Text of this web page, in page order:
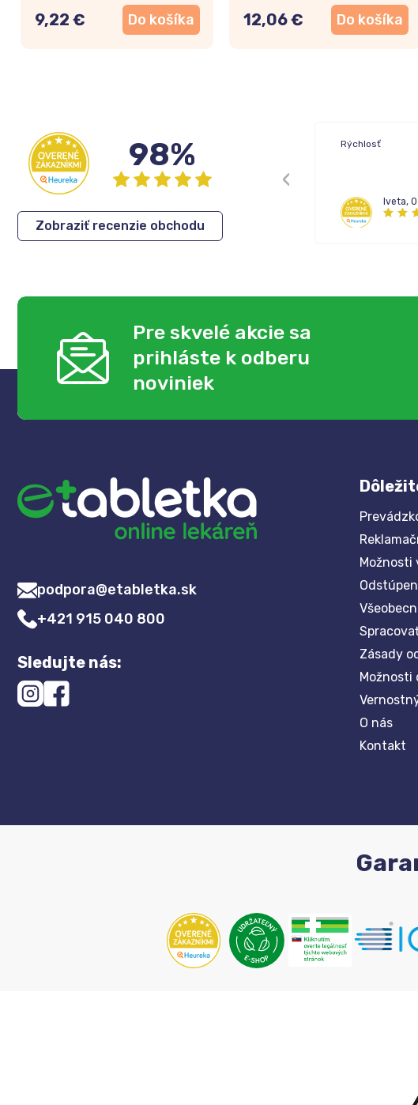
9,22 € Do košíka 12,06 € Do košíka
98%
Zobraziť recenzie obchodu
Rýchle dodanie tovaru.
Cenovo dobré produkty
Rýchlosť
Iveta,
Pre skvelé akcie sa
prihláste k odberu
noviniek
podpora@etabletka.sk
+421 915 040 800
Sledujte nás:
Možnosti
Zásady
Možnosti
O nás
Kontakt